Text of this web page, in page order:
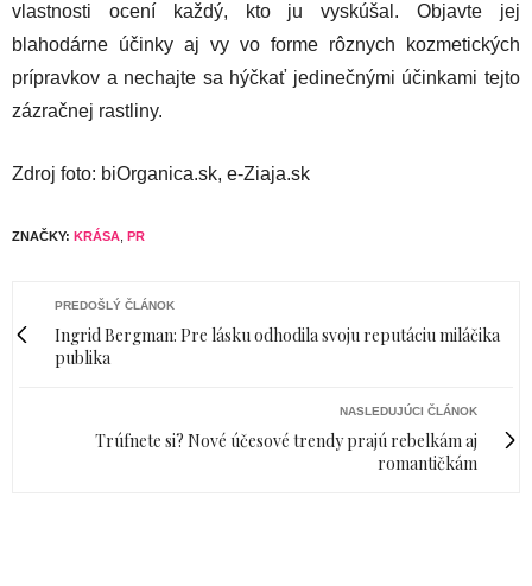
vlastnosti ocení každý, kto ju vyskúšal. Objavte jej
blahodárne účinky aj vy vo forme rôznych kozmetických
prípravkov a nechajte sa hýčkať jedinečnými účinkami tejto
zázračnej rastliny.
Zdroj foto: biOrganica.sk, e-Ziaja.sk
ZNAČKY: KRÁSA PR
PREDOŠLÝ ČLÁNOK
Ingrid Bergman: Pre lásku odhodila svoju reputáciu miláčika
publika
NASLEDUJÚCI ČLÁNOK
Trúfnete si? Nové účesové trendy prajú rebelkám aj
romantičkám